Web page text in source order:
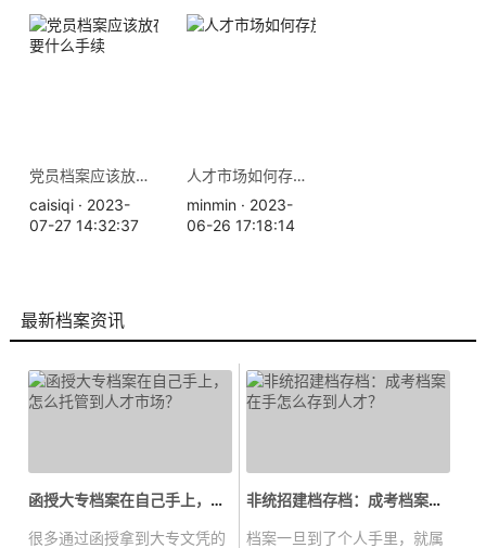
党员档案应该放在哪里，需要什么手续
caisiqi · 2023-
07-27 14:32:37
人才市场如何存放档案？
minmin · 2023-
06-26 17:18:14
最新档案资讯
函授大专档案在自己手上，怎么托管...
很多通过函授拿到大专文凭的
非统招建档存档：成考档案在手怎么...
档案一旦到了个人手里，就属